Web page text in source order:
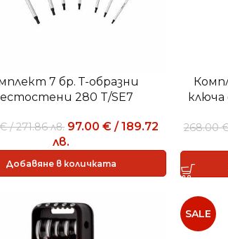
7 бр. Т-образни
280 T/SE7
€ /271.86лв. 97.00€ /189.72
лв.
Добавяне в количката
268.00
SALE